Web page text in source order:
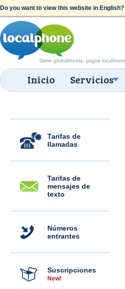
Do you want to view this website in English?
Inicio Servicios
Tarifas de
llamadas
Tarifas de
mensajes de
texto
Números
entrantes
Suscripciones
New!